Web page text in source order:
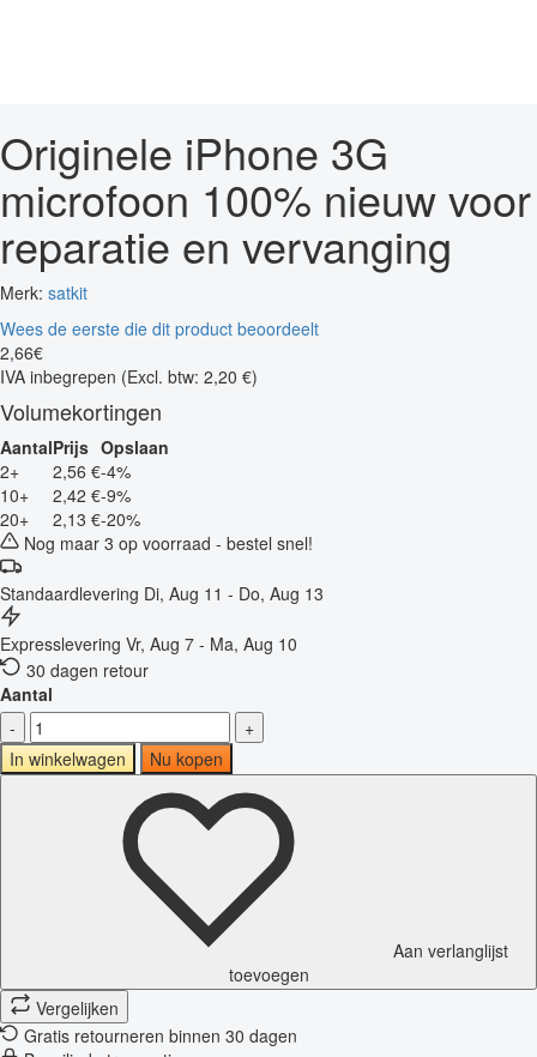
Originele iPhone 3G
microfoon 100% nieuw voor
reparatie en vervanging
Merk: satkit
Wees de eerste die dit product beoordeelt
2,66€
IVA inbegrepen (Excl. btw: 2,20 €)
Volumekortingen
AantalPrijs Opslaan
2+
2,56 €-4%
10+
2,42 €-9%
20+
2,13 €-20%
Nog maar 3 op voorraad - bestel snel!
Standaardlevering Di, Aug 11 - Do, Aug 13
Expresslevering Vr, Aug 7 - Ma, Aug 10
30 dagen retour
Aantal
-
+
In winkelwagen
Nu kopen
Aan verlanglijst
toevoegen
Vergelijken
Gratis retourneren binnen 30 dagen